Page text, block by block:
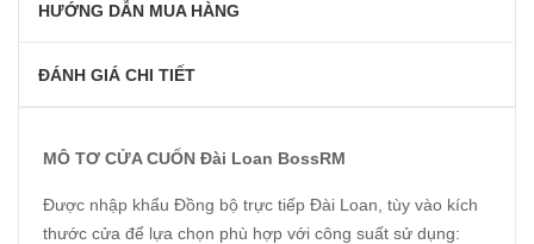
HƯỚNG DẪN MUA HÀNG
ĐÁNH GIÁ CHI TIẾT
MÔ TƠ CỬA CUỐN Đài Loan BossRM
Được nhập khẩu Đồng bộ trực tiếp Đài Loan, tùy vào kích
thước cửa để lựa chọn phù hợp với công suất sử dụng: